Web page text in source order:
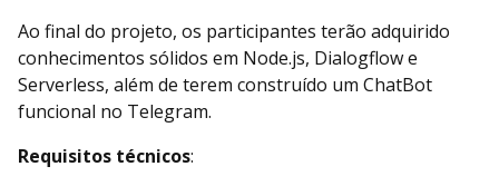
Ao final do projeto, os participantes terão adquirido
conhecimentos sólidos em Node.js, Dialogflow e
Serverless, além de terem construído um ChatBot
funcional no Telegram.
Requisitos técnicos: